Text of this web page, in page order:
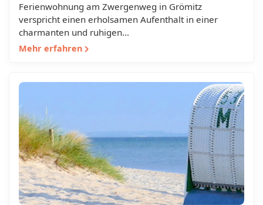
Ferienwohnung am Zwergenweg in Grömitz
verspricht einen erholsamen Aufenthalt in einer
charmanten und ruhigen…
Mehr erfahren